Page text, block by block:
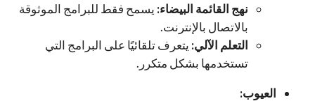
نهج القائمة البيضاء: يسمح فقط للبرامج الموثوقة
بالاتصال بالإنترنت.
التعلم الآلي: يتعرف تلقائيًا على البرامج التي
تستخدمها بشكل متكرر.
العيوب: